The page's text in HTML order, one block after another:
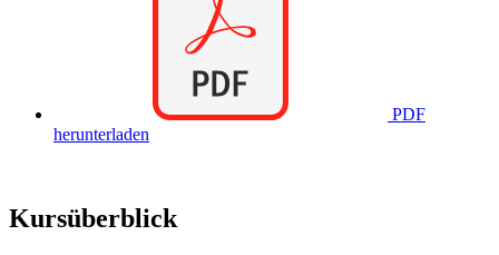
PDF
herunterladen
Kursüberblick